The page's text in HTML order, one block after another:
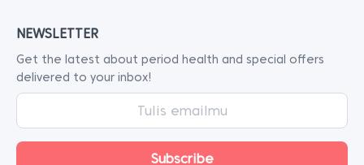
NEWSLETTER
Get the latest about period health and special offers
delivered to your inbox!